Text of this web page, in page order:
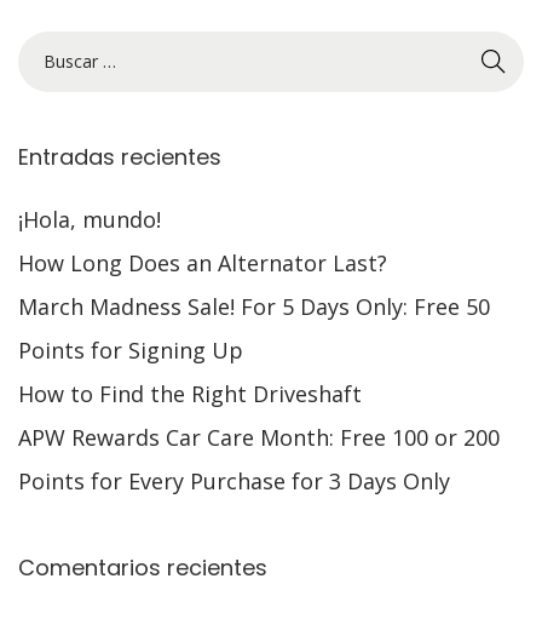
Entradas recientes
¡Hola, mundo!
How Long Does an Alternator Last?
March Madness Sale! For 5 Days Only: Free 50
Points for Signing Up
How to Find the Right Driveshaft
APW Rewards Car Care Month: Free 100 or 200
Points for Every Purchase for 3 Days Only
Comentarios recientes